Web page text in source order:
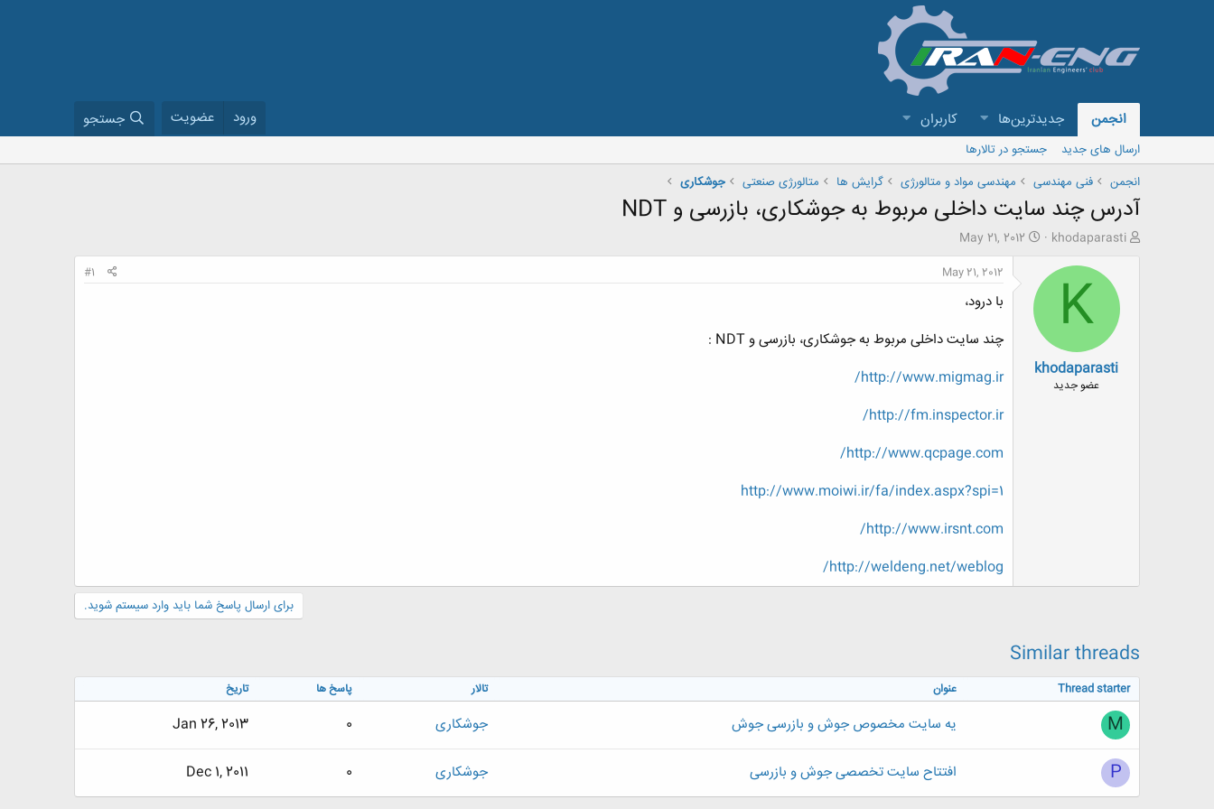
انجمن جدیدترین‌ها کاربران ورود عضویت جستجو
ارسال های جدید
جستجو در تالارها
انجمن
فنی مهندسی مهندسی مواد و متالورژی گرایش ها متالورژی صنعتی جوشكاری
آدرس چند سایت داخلی مربوط به جوشکاری، بازرسی و NDT
ش
khodaparasti
تMay 21, 2012
K
khodaparasti
عضو جدید
May 21, 2012
#1
با درود،
چند سایت داخلی مربوط به جوشکاری، بازرسی و NDT :
http://www.migmag.ir/
http://fm.inspector.ir/
http://www.qcpage.com/
http://www.moiwi.ir/fa/index.aspx?spi=1
http://www.irsnt.com/
http://weldeng.net/weblog/
برای ارسال پاسخ شما باید وارد سیستم شوید.
Similar threads
Thread starter عنوان تالار پاسخ ها تاریخ
M یه سایت مخصوص جوش و بازرسی جوش جوشكاری 0
Jan 26, 2013
P افتتاح سایت تخصصی جوش و بازرسی جوشكاری 0
Dec 1, 2011